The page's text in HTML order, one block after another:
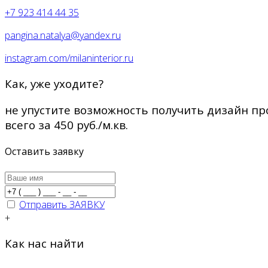
+7 923 414 44 35
pangina.natalya@yandex.ru
instagram.com/milaninterior.ru
Как, уже уходите?
не упустите возможность получить дизайн
всего за 450 руб./м.кв.
Оставить заявку
Отправить ЗАЯВКУ
+
Как нас найти